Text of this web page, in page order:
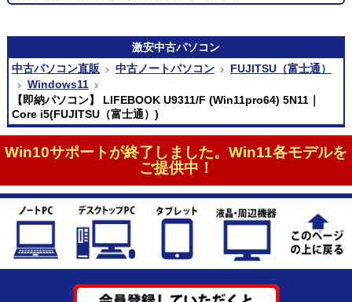
激安中古パソコン
中古パソコン直販
中古ノートパソコン
FUJITSU（富士通）
Windows11
【即納パソコン】 LIFEBOOK U9311/F (Win11pro64) 5N11｜
Core i5(FUJITSU（富士通）)
Win10サポートが終了しました。Win11各モデルを
ご提供中！